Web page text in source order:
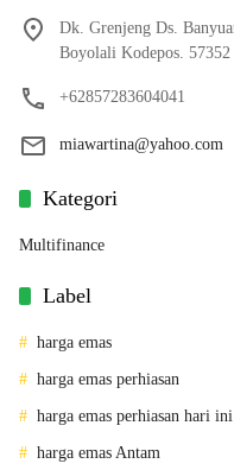
Dk. Grenjeng Ds.
Boyolali Kodepos. 57352
+62857283604041
miawartina@yahoo.com
Kategori
Multifinance
Label
harga emas
harga emas perhiasan
harga emas perhiasan hari ini
harga emas Antam